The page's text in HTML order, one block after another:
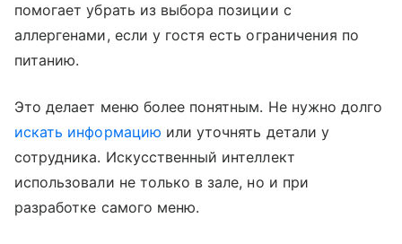
помогает убрать из выбора позиции с
аллергенами, если у гостя есть ограничения по
питанию.
Это делает меню более понятным. Не нужно долго
искать информацию или уточнять детали у
сотрудника. Искусственный интеллект
использовали не только в зале, но и при
разработке самого меню.